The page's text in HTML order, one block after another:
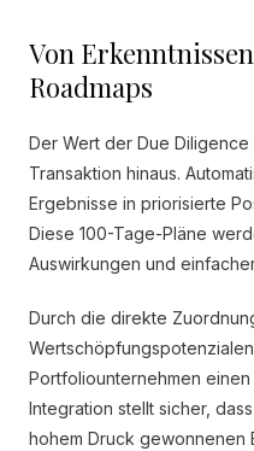
Von
Roadmaps
Der Wert der Due
Transaktion hinaus.
Ergebnisse in priorisierte
Diese 100-Tage-Pläne
Auswirkungen und
Durch die direkte
Portfoliounternehmen
Integration stellt sicher,
hohem Druck gewonnenen